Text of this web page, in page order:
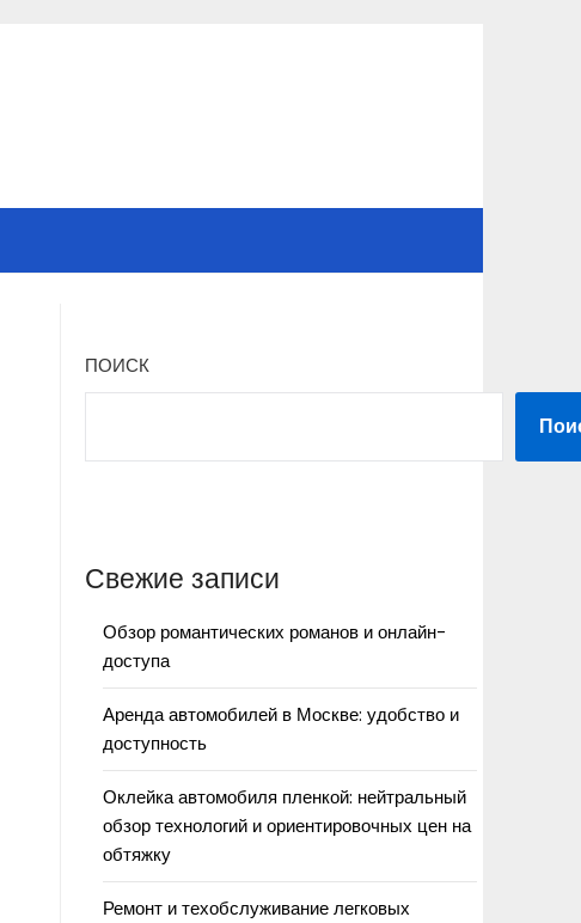
ПОИСК
Свежие записи
Обзор романтических романов и онлайн-
доступа
Аренда автомобилей в Москве: удобство и
доступность
Оклейка автомобиля пленкой: нейтральный
обзор технологий и ориентировочных цен на
обтяжку
Ремонт и техобслуживание легковых